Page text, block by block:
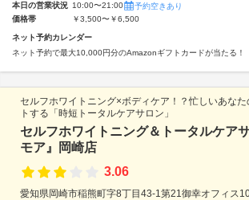
本日の営業状況 10:00〜21:00
予約空きあり
価格帯
￥3,500〜￥6,500
ネット予約カレンダー
ネット予約で最大10,000円分のAmazonギフトカードが当たる！
セルフホワイトニング×ボディケア！？忙しいあな
トする「時短トータルケアサロン」
セルフホワイトニング＆トータルケア
モア』岡崎店
3.06
愛知県岡崎市稲熊町字8丁目43-1第21御幸オフィス